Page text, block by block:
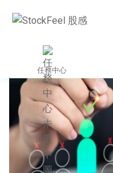
任務中心